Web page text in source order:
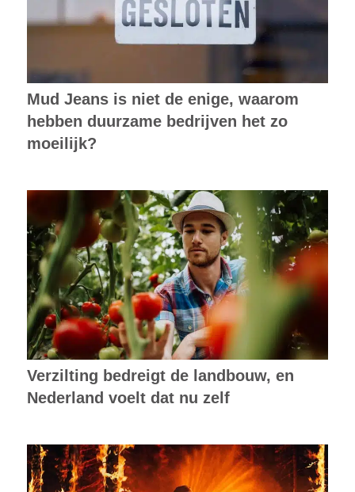
Mud Jeans is niet de enige, waarom
hebben duurzame bedrijven het zo
moeilijk?
Verzilting bedreigt de landbouw, en
Nederland voelt dat nu zelf